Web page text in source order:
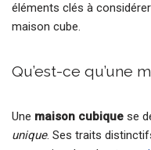
éléments clés à
maison cube.
Qu’est-ce qu’une
Une maison cubique se
unique. Ses traits